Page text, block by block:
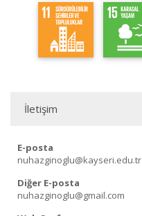
İletişim
E-posta
nuhazginoglu@kayseri.edu.tr
Diğer E-posta
nuhazginoglu@gmail.com